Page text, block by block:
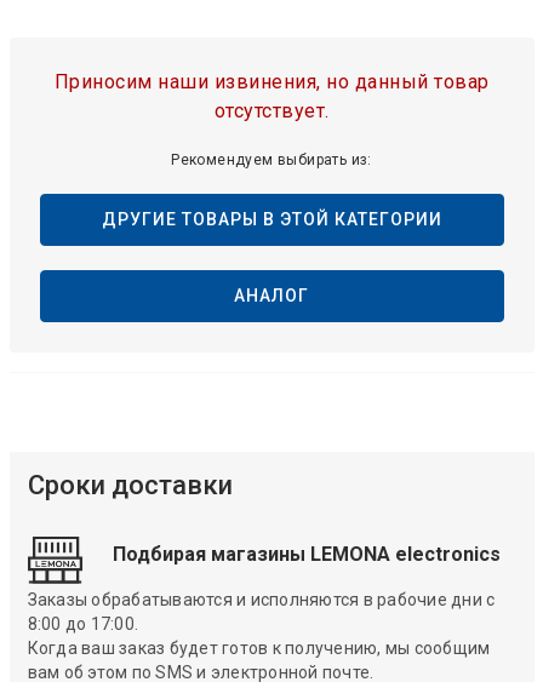
Приносим наши извинения, но данный товар
отсутствует.
Рекомендуем выбирать из:
ДРУГИЕ ТОВАРЫ В ЭТОЙ КАТЕГОРИИ
АНАЛОГ
Сроки доставки
Подбирая магазины LEMONA electronics
Заказы обрабатываются и исполняются в рабочие дни с
8:00 до 17:00.
Когда ваш заказ будет готов к получению, мы сообщим
вам об этом по SMS и электронной почте.